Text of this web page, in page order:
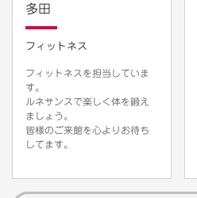
多田
フィットネス
フィットネスを担当していま
す。
ルネサンスで楽しく体を鍛え
ましょう。
皆様のご来館を心よりお待ち
してます。